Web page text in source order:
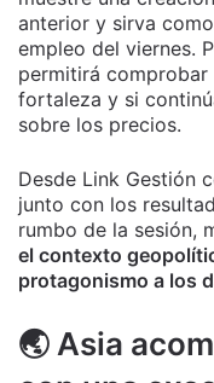
anterior y sirva
empleo del viernes.
permitirá comprobar
fortaleza y si
sobre los precios.
Desde Link Gestión
junto con los
rumbo de la sesión,
el contexto
protagonismo a los
🌏 Asia